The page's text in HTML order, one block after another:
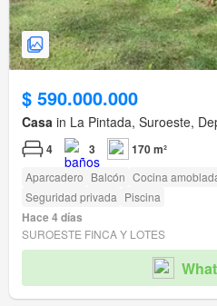
$ 590.000.000
Casa in La Pintada, Suroeste,
4 3 170 m²
Aparcadero Balcón Cocina
Seguridad privada Piscina
Hace 4 días
SUROESTE FINCA Y LOTES